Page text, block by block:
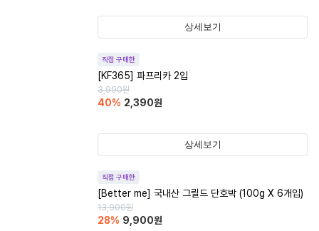
상세보기
직접 구매한
[KF365] 파프리카 2입
3,990원
40% 2,390원
상세보기
직접 구매한
[Better me] 국내산 그릴드 단호박 (100g X 6개입)
13,900원
28% 9,900원